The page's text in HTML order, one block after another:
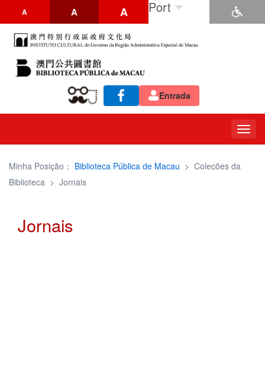
A A A Port
Entrada
Minha Posição： Biblioteca Pública de Macau > Colecões da
Biblioteca > Jornais
Jornais